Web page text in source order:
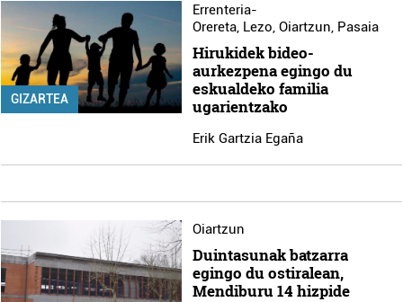
GIZARTEA
Errenteria-
Orereta, Lezo Oiartzun Pasaia
Hirukidek bideo-
aurkezpena egingo du
eskualdeko familia
ugarientzako
Erik Gartzia Egaña
Oiartzun
Duintasunak batzarra
egingo du ostiralean,
Mendiburu 14 hizpide